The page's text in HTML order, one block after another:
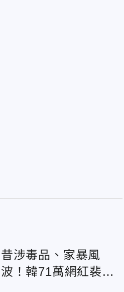
昔涉毒品、家暴風
波！韓71萬網紅裴寅